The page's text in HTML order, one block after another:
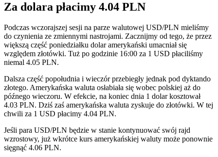
Za dolara płacimy 4.04 PLN
Podczas wczorajszej sesji na parze walutowej USD/PLN mieliśmy
do czynienia ze zmiennymi nastrojami. Zacznijmy od tego, że przez
większą część poniedziałku dolar amerykański umacniał się
względem złotówki. Tuż po godzinie 16:00 za 1 USD płaciliśmy
niemal 4.05 PLN.
Dalsza część popołudnia i wieczór przebiegły jednak pod dyktando
złotego. Amerykańska waluta osłabiała się wobec polskiej aż do
późnego wieczoru. W efekcie, na koniec dnia 1 dolar kosztował
4.03 PLN. Dziś zaś amerykańska waluta zyskuje do złotówki. W tej
chwili za 1 USD płacimy 4.04 PLN.
Jeśli para USD/PLN będzie w stanie kontynuować swój rajd
wzrostowy, już wkrótce kurs amerykańskiej waluty może ponownie
sięgnąć 4.06 PLN.